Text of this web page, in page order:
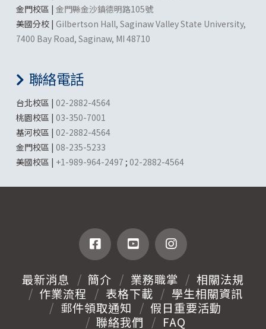
金門校區 | 金門縣金沙鎮德明路105號
美國分校 | Gilbertson Hall, Saginaw Valley State University,
7400 Bay Road, Saginaw, MI 48710
聯絡電話
台北校區 | 02-2882-4564
桃園校區 | 03-350-7001
基河校區 | 02-2882-4564
金門校區 | 08-235-5233
美國校區 | +1-989-964-2497 ; 02-2882-4564
最新消息 簡介 業務職掌
相關法規
作業流程
表格下載
學生相關資訊
郵件領取通知
假日重要活動
聯絡我們
FAQ